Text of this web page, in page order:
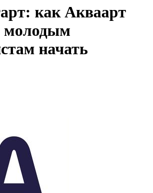
как Акваарт
молодым
начать